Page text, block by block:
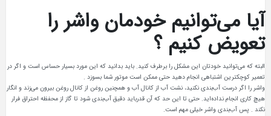
آیا می‌توانیم خودمان واشر را
تعویض کنیم ؟
البته که می‌توانید خودتان این مشکل را برطرف کنید. باید بدانید که این مورد بسیار حساس است و اگر در
تعمیر کوچکترین اشتباهی انجام دهید حتی ممکن است موتور شما بسوزد .
واشر را اگر درست آب‌بندی نکنید، نشت آب از کانال آب و همچنین روغن از کانال روغن بیرون می‌زند و انگار
هیچ کاری انجام نداده‌اید. حتی تا این حد که آن قدرباید دقیق آب‌بندی شود تا گاز از محفظه احتراق فرار
نکند . پس آب‌بندی واشر خیلی مهم است.